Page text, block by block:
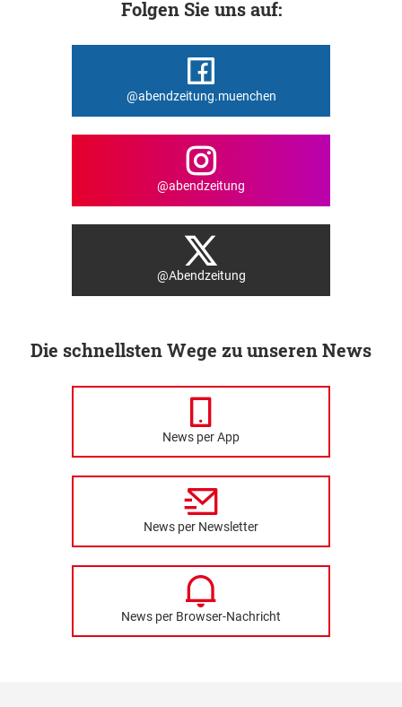
Folgen Sie uns auf:
@abendzeitung.muenchen
@abendzeitung
@Abendzeitung
Die schnellsten Wege zu unseren News
News per App
News per Newsletter
News per Browser-Nachricht